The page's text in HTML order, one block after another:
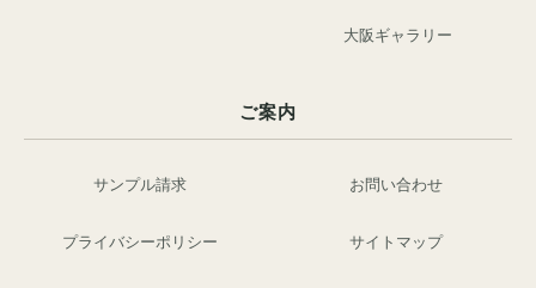
大阪ギャラリー
ご案内
サンプル請求 お問い合わせ
プライバシーポリシー サイトマップ